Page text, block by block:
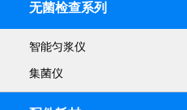
无菌检查系列
智能匀浆仪
集菌仪